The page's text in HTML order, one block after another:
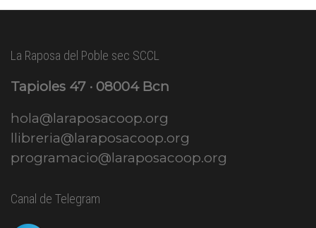
La Raposa del Poble sec SCCL
Tapioles 47 · 08004 Bcn
hola@laraposacoop.org
llibreria@laraposacoop.org
programacio@laraposacoop.org
Canal de Telegram